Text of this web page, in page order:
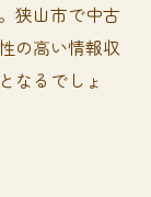
狭山市で中古
の高い情報収
なるでしょ